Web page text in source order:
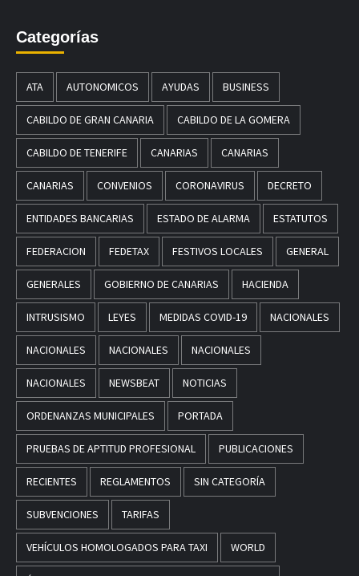
Categorías
ATA AUTONOMICOS AYUDAS BUSINESS
CABILDO DE GRAN CANARIA CABILDO DE LA GOMERA
CABILDO DE TENERIFE CANARIAS CANARIAS
CANARIAS CONVENIOS CORONAVIRUS DECRETO
ENTIDADES BANCARIAS ESTADO DE ALARMA ESTATUTOS
FEDERACION FEDETAX FESTIVOS LOCALES GENERAL
GENERALES GOBIERNO DE CANARIAS HACIENDA
INTRUSISMO LEYES MEDIDAS COVID-19 NACIONALES
NACIONALES NACIONALES NACIONALES
NACIONALES NEWSBEAT NOTICIAS
ORDENANZAS MUNICIPALES PORTADA
PRUEBAS DE APTITUD PROFESIONAL PUBLICACIONES
RECIENTES REGLAMENTOS SIN CATEGORÍA
SUBVENCIONES TARIFAS
VEHÍCULOS HOMOLOGADOS PARA TAXI WORLD